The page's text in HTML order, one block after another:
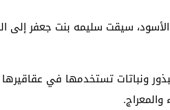
سيقت سليمه بنت جعفر إلى
ونباتات تستخدمها في عقاقيرها